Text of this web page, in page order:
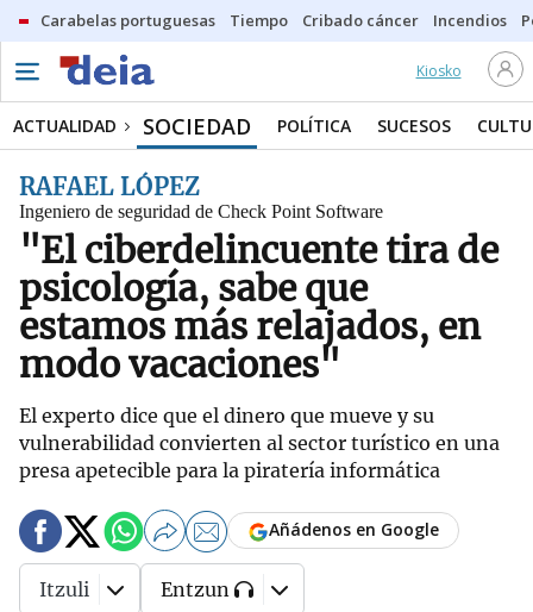
Carabelas portuguesas Tiempo Cribado cáncer Incendios
Kiosko
ACTUALIDAD SOCIEDAD POLÍTICA SUCESOS
RAFAEL LÓPEZ
Ingeniero de seguridad de Check Point Software
"El ciberdelincuente tira de
psicología, sabe que
estamos más relajados, en
modo vacaciones"
El experto dice que el dinero que mueve y su
vulnerabilidad convierten al sector turístico en una
presa apetecible para la piratería informática
Añádenos en Google
Itzuli Entzun